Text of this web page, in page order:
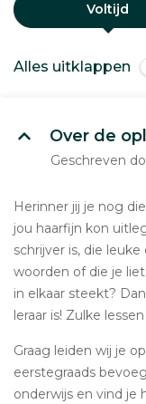
Voltijd
Alles uitklappen
Over de
Geschreven
Herinner jij je nog
jou haarfijn kon
schrijver is, die
woorden of die je
in elkaar steekt?
leraar is! Zulke
Graag leiden wij je
eerstegraads
onderwijs en vind je